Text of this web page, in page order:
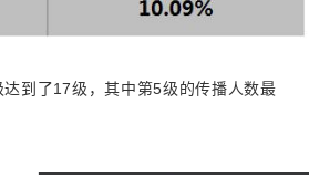
达到了17级，其中第5级的传播人数最